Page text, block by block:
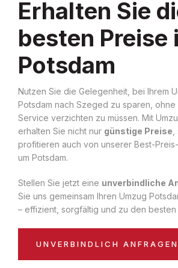
Erhalten Sie
besten Preise
Potsdam
Nutzen Sie die Gelegenheit, bei Ihrem
Potsdam nach Szeged zu sparen, ohne
Service verzichten zu müssen. Mit
erhalten Sie nicht nur günstige Preise
profitieren auch von unserer Best-
um Potsdam.
Stellen Sie jetzt eine unverbindliche
Sie uns gemeinsam Ihren Umzug
– effizient, sorgfältig und zu den besten
UNVERBINDLICH ANFRAGEN